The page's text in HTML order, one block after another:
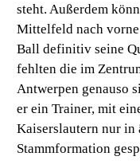
steht. Außerdem
Mittelfeld nach
Ball definitiv seine
fehlten die im
Antwerpen genauso
er ein Trainer, mit
Kaiserslautern nur in
Stammformation